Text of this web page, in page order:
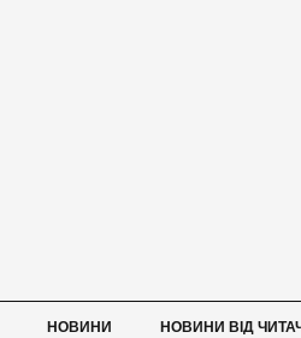
НОВИНИ НОВИНИ ВІД